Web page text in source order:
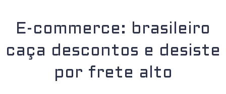
E-commerce: brasileiro
caça descontos e desiste
por frete alto